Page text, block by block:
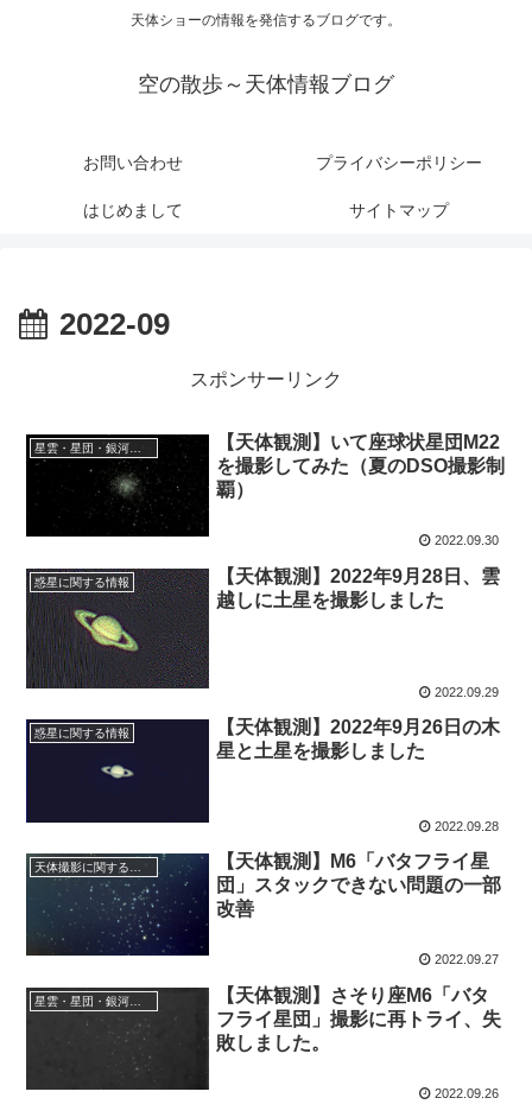
天体ショーの情報を発信するブログです。
空の散歩～天体情報ブログ
お問い合わせ プライバシーポリシー
はじめまして サイトマップ
2022-09
スポンサーリンク
【天体観測】いて座球状星団M22
を撮影してみた（夏のDSO撮影制
覇）
2022.09.30
惑星に関する情報
【天体観測】2022年9月28日、雲
越しに土星を撮影しました
2022.09.29
惑星に関する情報
【天体観測】2022年9月26日の木
星と土星を撮影しました
2022.09.28
【天体観測】M6「バタフライ星
団」スタックできない問題の一部
改善
2022.09.27
【天体観測】さそり座M6「バタ
フライ星団」撮影に再トライ、失
敗しました。
2022.09.26